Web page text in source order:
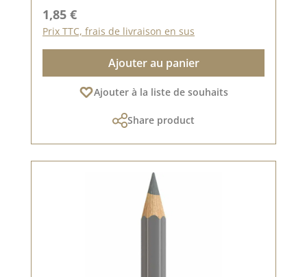
Prix régulier :
1,85 €
Prix TTC, frais de livraison en sus
Ajouter au panier
Ajouter à la liste de souhaits
Share product